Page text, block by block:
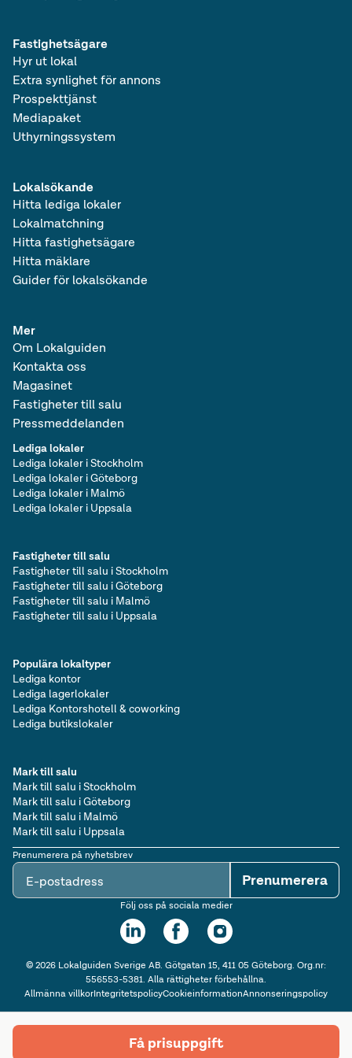
Få prisuppgift
Lokalsökande
Hitta lediga lokaler
Lokalmatchning
Hitta fastighetsägare
Hitta mäklare
Guider för lokalsökande
Fastighetsägare
Hyr ut lokal
Extra synlighet för annons
Prospekttjänst
Mediapaket
Uthyrningssystem
Mer
Om Lokalguiden
Kontakta oss
Magasinet
Fastigheter till salu
Pressmeddelanden
Lediga lokaler
Lediga lokaler i Stockholm
Lediga lokaler i Göteborg
Lediga lokaler i Malmö
Lediga lokaler i Uppsala
Populära lokaltyper
Lediga kontor
Lediga lagerlokaler
Lediga Kontorshotell & coworking
Lediga butikslokaler
Fastigheter till salu
Fastigheter till salu i Stockholm
Fastigheter till salu i Göteborg
Fastigheter till salu i Malmö
Fastigheter till salu i Uppsala
Mark till salu
Mark till salu i Stockholm
Mark till salu i Göteborg
Mark till salu i Malmö
Mark till salu i Uppsala
Prenumerera på nyhetsbrev
E-postadress Prenumerera
Följ oss på sociala medier
©2026Lokalguiden Sverige AB. Götgatan 15, 411 05 Göteborg. Org.nr:
556553-5381. Alla rättigheter förbehållna.
Allmänna villkorIntegritetspolicyCookieinformationAnnonseringspolicy